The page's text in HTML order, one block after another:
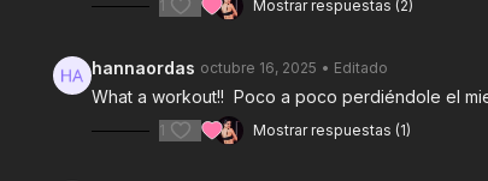
1 Mostrar respuestas (2)
hannaordas octubre 16, 2025 • Editado
What a workout!! Poco a poco perdiéndole el
1 Mostrar respuestas (1)